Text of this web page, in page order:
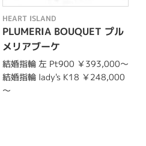
HEART ISLAND
PLUMERIA BOUQUET プル
メリアブーケ
結婚指輪 左 Pt900 ￥393,000～
結婚指輪 lady's K18 ￥248,000
～